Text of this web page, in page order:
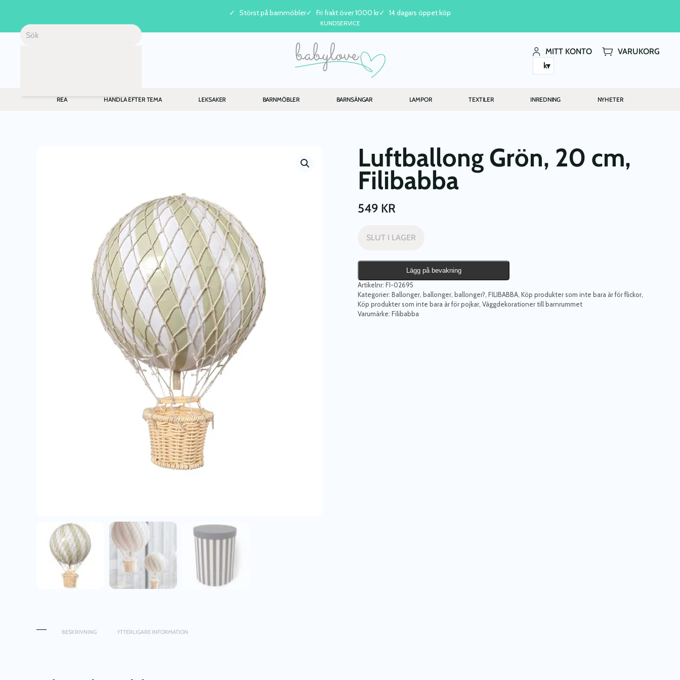
Skip to main content
Störst på barnmöbler Fri frakt över 1000 kr 14 dagars öppet köp
KUNDSERVICE
MITT KONTO
VARUKORG
kr
REA HANDLA EFTER TEMA LEKSAKER BARNMÖBLER BARNSÄNGAR LAMPOR TEXTILER INREDNING NYHETER
Luftballong Grön, 20 cm,
Filibabba
549 KR
SLUT I LAGER
Lägg på bevakning
Artikelnr: FI-02695
Kategorier: Ballonger, ballonger, ballonger? FILIBABBA Köp produkter som inte bara är för flickor
Köp produkter som inte bara är för pojkar Väggdekorationer till barnrummet
Varumärke: Filibabba
BESKRIVNING YTTERLIGARE INFORMATION